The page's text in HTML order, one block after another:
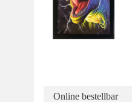
Online bestellbar